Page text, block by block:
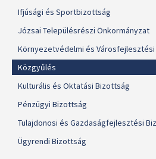
Ifjúsági és Sportbizottság
Józsai Településrészi Önkormányzat
Környezetvédelmi és
Közgyűlés
Kulturális és Oktatási Bizottság
Pénzügyi Bizottság
Tulajdonosi és Gazdaságfejlesztési
Ügyrendi Bizottság